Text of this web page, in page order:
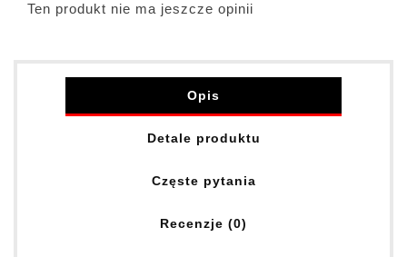
Ten produkt nie ma jeszcze opinii
Opis
Detale produktu
Częste pytania
Recenzje (0)